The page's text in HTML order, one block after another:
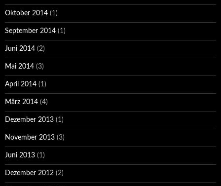
Oktober 2014 (1)
September 2014 (1)
Juni 2014 (2)
Mai 2014 (3)
April 2014 (1)
März 2014 (4)
Dezember 2013 (1)
November 2013 (3)
Juni 2013 (1)
Dezember 2012 (2)